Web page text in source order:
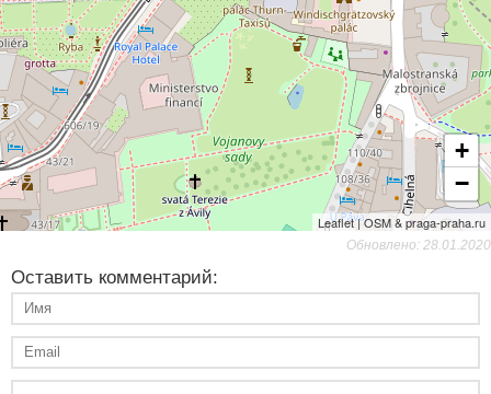
+
−
Leaflet | OSM & praga-praha.ru
Обновлено: 28.01.2020
Оставить комментарий: